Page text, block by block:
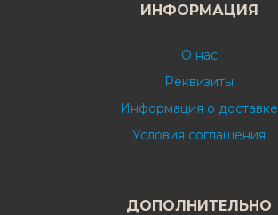
ИНФОРМАЦИЯ
О нас
Реквизиты
Информация о доставке
Условия соглашения
ДОПОЛНИТЕЛЬНО